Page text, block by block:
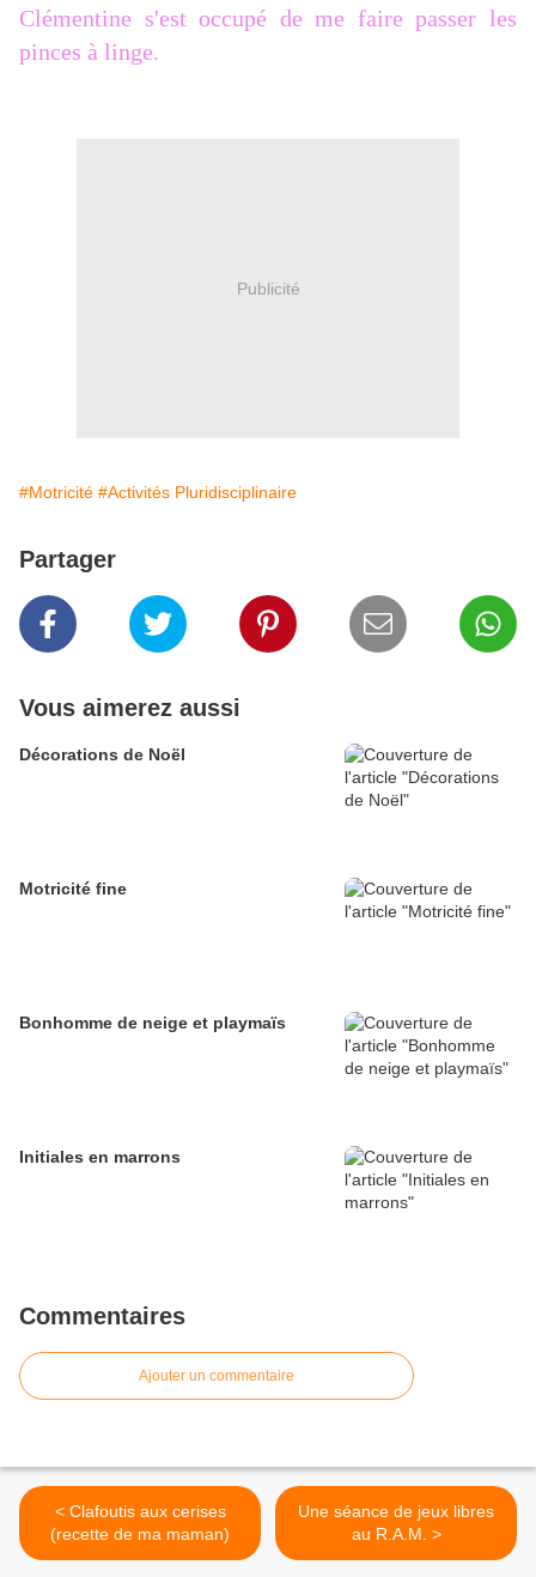
Clémentine s'est occupé de me faire passer les
pinces à linge.
Publicité
#Motricité #Activités Pluridisciplinaire
Partager
Vous aimerez aussi
Décorations de Noël
Motricité fine
Bonhomme de neige et playmaïs
Initiales en marrons
Commentaires
Ajouter un commentaire
< Clafoutis aux cerises
(recette de ma maman)
Une séance de jeux libres
au R.A.M. >